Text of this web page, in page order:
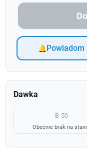
Powiadom
Dawka
B-50
Obecnie brak na